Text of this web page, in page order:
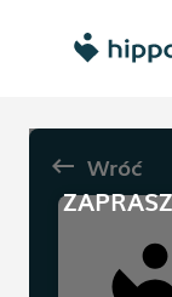
keyboard_backspace Wróć